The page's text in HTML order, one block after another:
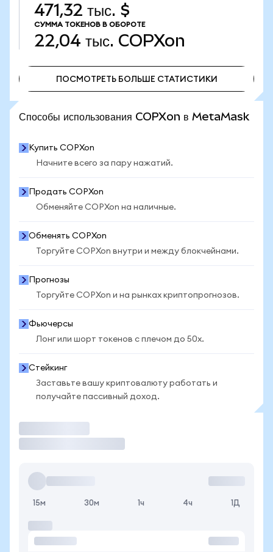
471,32 тыс. $
СУММА ТОКЕНОВ В ОБОРОТЕ
22,04 тыс. COPXon
ПОСМОТРЕТЬ БОЛЬШЕ СТАТИСТИКИ
Способы использования COPXon в MetaMask
Купить COPXon
Начните всего за пару нажатий.
Продать COPXon
Обменяйте COPXon на наличные.
Обменять COPXon
Торгуйте COPXon внутри и между блокчейнами.
Прогнозы
Торгуйте COPXon и на рынках криптопрогнозов.
Фьючерсы
Лонг или шорт токенов с плечом до 50x.
Стейкинг
Заставьте вашу криптовалюту работать и
получайте пассивный доход.
15м 30м 1ч 4ч 1Д